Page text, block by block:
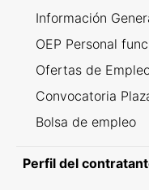
Información
OEP Personal
Ofertas de
Convocatoria
Bolsa de empleo
Perfil del